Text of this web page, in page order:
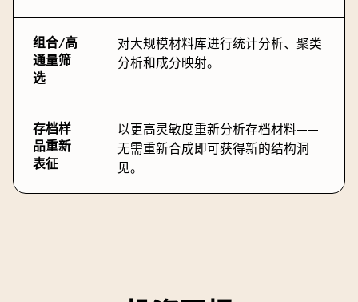
组合/高
通量筛
选
对大规模材料库进行统计分析、聚类
分析和成分映射。
存档样
品重新
表征
以更高灵敏度重新分析存档材料——
无需重新合成即可获得新的结构洞
见。